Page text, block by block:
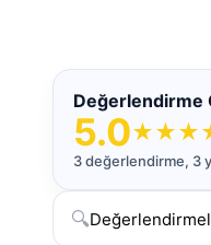
Değerlendirme
5.0★★★
3 değerlendirme, 3
🔍